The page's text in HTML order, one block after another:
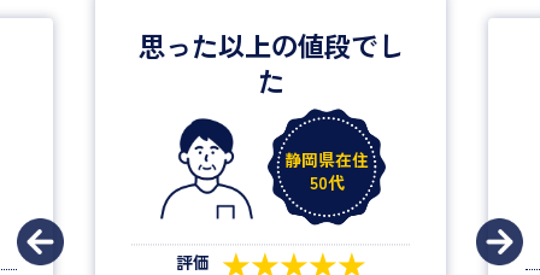
入ると全然
緊張しなかった
東京都在住
20代
評価 ★★★★★